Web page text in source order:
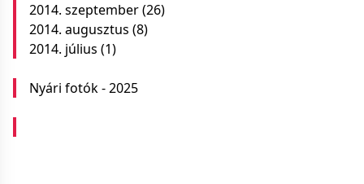
2014. szeptember(26)
2014. augusztus (8)
2014. július (1)
Nyári fotók - 2025